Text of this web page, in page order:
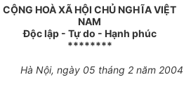
CỘNG HOÀ XÃ HỘI CHỦ NGHĨA VIỆT
NAM
Độc lập - Tự do - Hạnh phúc
********
Hà Nội, ngày 05 tháng 2 năm 2004